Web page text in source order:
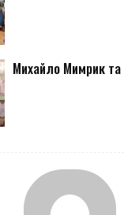
Михайло Мимрик